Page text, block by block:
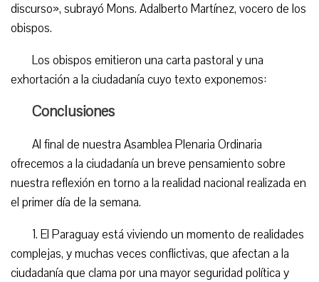
discurso», subrayó Mons. Adalberto Martínez, vocero de los
obispos.
Los obispos emitieron una carta pastoral y una
exhortación a la ciudadanía cuyo texto exponemos:
Conclusiones
Al final de nuestra Asamblea Plenaria Ordinaria
ofrecemos a la ciudadanía un breve pensamiento sobre
nuestra reflexión en torno a la realidad nacional realizada en
el primer día de la semana.
1. El Paraguay está viviendo un momento de realidades
complejas, y muchas veces conflictivas, que afectan a la
ciudadanía que clama por una mayor seguridad política y